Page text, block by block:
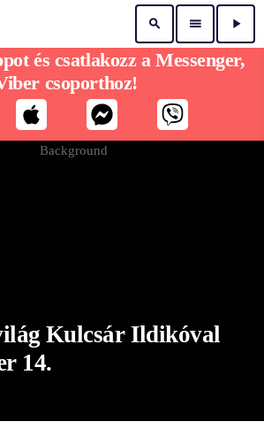
search menu play_arrow
Kulcsár Ildikóval
14.
és csatlakozz a Messenger,
csoporthoz!